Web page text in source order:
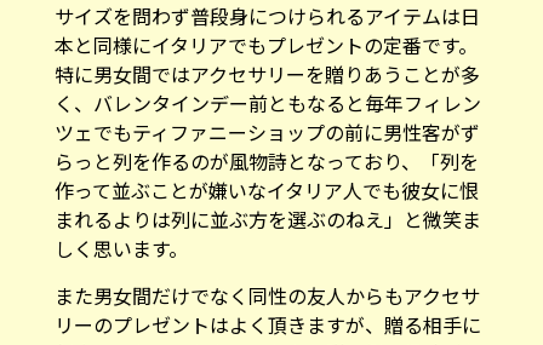
サイズを問わず普段身につけられるアイテムは日
本と同様にイタリアでもプレゼントの定番です。
特に男女間ではアクセサリーを贈りあうことが多
く、バレンタインデー前ともなると毎年フィレン
ツェでもティファニーショップの前に男性客がず
らっと列を作るのが風物詩となっており、「列を
作って並ぶことが嫌いなイタリア人でも彼女に恨
まれるよりは列に並ぶ方を選ぶのねえ」と微笑ま
しく思います。
また男女間だけでなく同性の友人からもアクセサ
リーのプレゼントはよく頂きますが、贈る相手に